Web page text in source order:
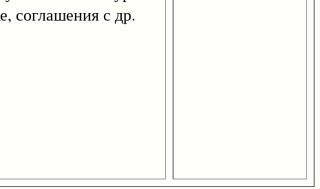
соглашения с др.